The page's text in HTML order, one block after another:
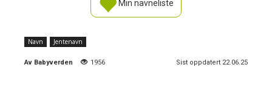
Min navneliste
Navn Jentenavn
Av Babyverden 1956 Sist oppdatert 22.06.25